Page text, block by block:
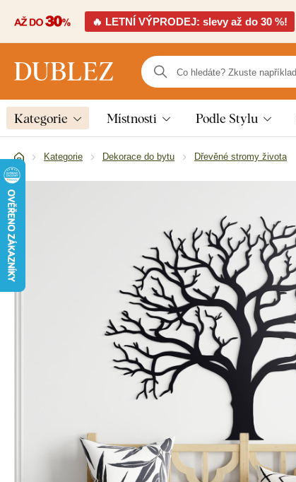
🔥 LETNÍ VÝPRODEJ: slevy až do 30 %!
Kategorie Místnosti Podle Stylu
Kategorie Dekorace do bytu Dřevěné stromy života